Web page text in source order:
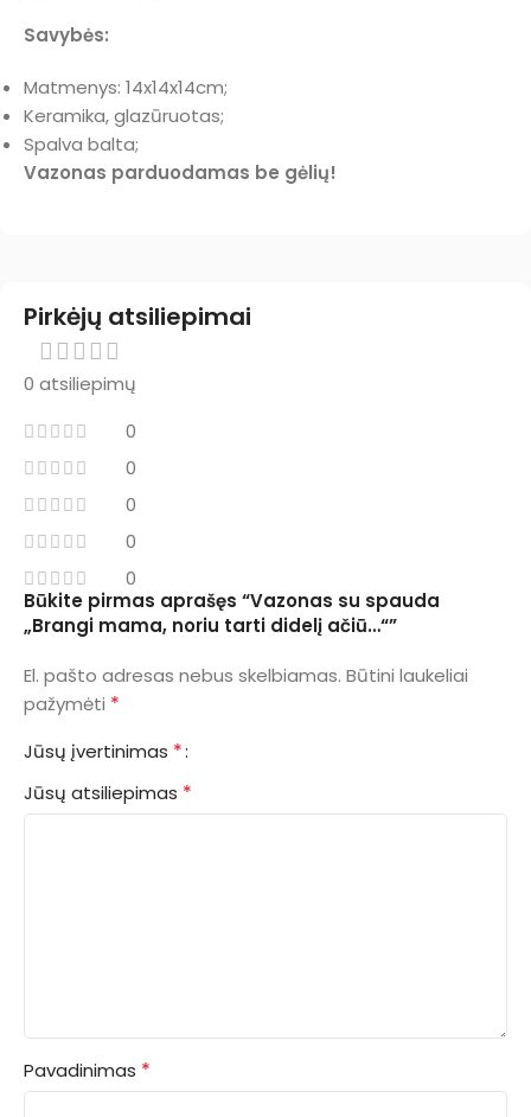
Savybės:
Matmenys: 14x14x14cm;
Keramika, glazūruotas;
Spalva balta;
Vazonas parduodamas be gėlių!
Pirkėjų atsiliepimai
0 atsiliepimų
0
0
0
0
0
Būkite pirmas aprašęs “Vazonas su spauda
„Brangi mama, noriu tarti didelį ačiū…“”
El. pašto adresas nebus skelbiamas. Būtini laukeliai
pažymėti *
Jūsų įvertinimas *
Jūsų atsiliepimas *
Pavadinimas *